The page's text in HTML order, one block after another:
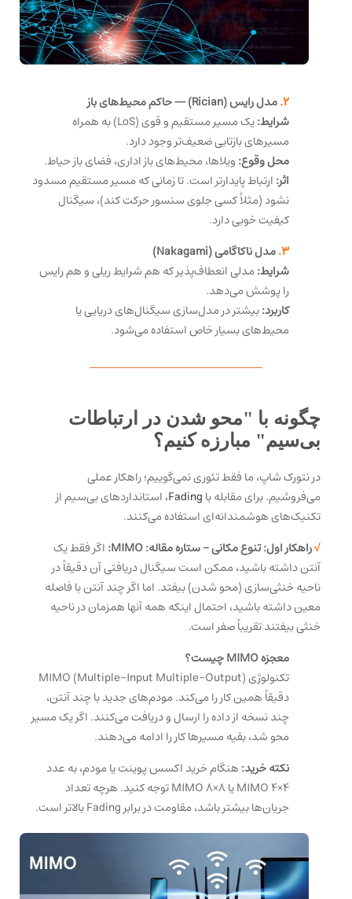
2. مدل رایس (Rician) — حاکم محیط‌های باز
شرایط:
یک مسیر مستقیم و قوی (LoS) به همراه
مسیرهای بازتابی ضعیف‌تر وجود دارد.
محل وقوع: ویلاها، محیط‌های باز اداری، فضای باز حیاط.
اثر: ارتباط پایدارتر است. تا زمانی که مسیر مستقیم مسدود
نشود (مثلاً کسی جلوی سنسور حرکت کند)، سیگنال
کیفیت خوبی دارد.
3. مدل ناکاگامی (Nakagami)
شرایط: مدلی انعطاف‌پذیر که هم شرایط ریلی و هم رایس
را پوشش می‌دهد.
کاربرد:بیشتر در مدل‌سازی سیگنال‌های دریایی یا
محیط‌های بسیار خاص استفاده می‌شود.
چگونه با "محو شدن در ارتباطات
بی‌سیم" مبارزه کنیم؟
در نتورک شاپ، ما فقط تئوری نمی‌گوییم؛ راهکار عملی
می‌فروشیم. برای مقابله با Fading، استانداردهای بی‌سیم از
تکنیک‌های هوشمندانه‌ای استفاده می‌کنند.
√راهکار اول: تنوع مکانی – ستاره مقاله: MIMO:
اگر فقط یک
آنتن داشته باشید، ممکن است سیگنال دریافتی آن دقیقاً در
ناحیه خنثی‌سازی (محو شدن) بیفتد. اما اگر چند آنتن با فاصله
معین داشته باشید، احتمال اینکه همه آنها همزمان در ناحیه
خنثی بیفتند تقریباً صفر است.
معجزه MIMO چیست؟
تکنولوژی MIMO (Multiple-Input Multiple-Output)
دقیقاً همین کار را می‌کند. مودم‌های جدید با چند آنتن،
چند نسخه از داده را ارسال و دریافت می‌کنند. اگر یک مسیر
محو شد، بقیه مسیرها کار را ادامه می‌دهند.
نکته خرید: هنگام خرید اکسس پوینت یا مودم، به عدد
4×4 MIMO یا 8×8 MIMO توجه کنید. هرچه تعداد
جریان‌ها بیشتر باشد، مقاومت در برابر Fading بالاتر است.